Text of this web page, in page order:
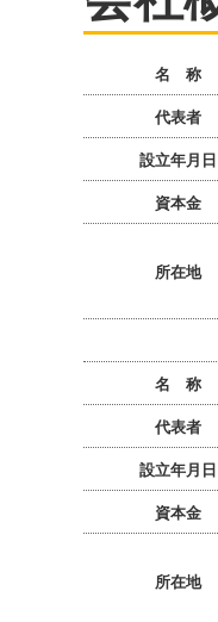
名 称
代表者
設立年月日
資本金
所在地
名 称
代表者
設立年月日
資本金
所在地